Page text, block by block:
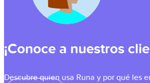
¡Conoce a nuestros
Descubre quien usa Runa y por qué les